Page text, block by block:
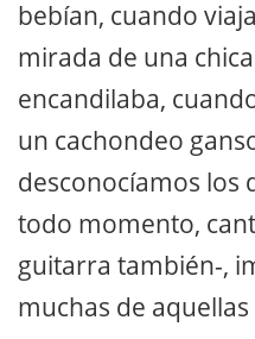
bebían, cuando
mirada de una
encandilaba,
un cachondeo
desconocíamos los
todo momento,
guitarra también-,
muchas de